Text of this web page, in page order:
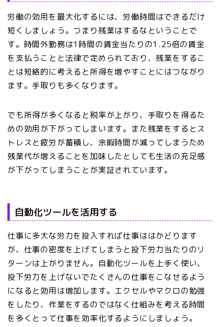
労働の効用を最大化するには、労働時間はできるだけ
短くしましょう。つまり残業はするなということで
す。時間外勤務は1時間の賃金当たりの1.25倍の賃金
を支払うことと法律で定められており、残業をするこ
とは短絡的に考えると所得を増やすことにはつながり
ます。手取りも多くなります。
でも所得が多くなると税率が上がり、手取りを得るた
めの効用が下がってしまいます。また残業をするとス
トレスと疲労が蓄積し、余暇時間が減ってしまうため
残業代が増えることを加味したとしても生活の充足感
が下がってしまうことが実証されています。
自動化ツールを活用する
仕事に多大な労力を投入すれば仕事ははかどります
が、仕事の密度を上げてしまうと投下労力当たりのリ
ターンは上がりません。自動化ツールを上手く使い、
投下労力を上げないでたくさんの仕事をこなせるよう
になると効用は増加します。エクセルやマクロの勉強
をしたり、作業をするのではなく仕組みを考える時間
を多くとって仕事を効率化するようにしましょう。